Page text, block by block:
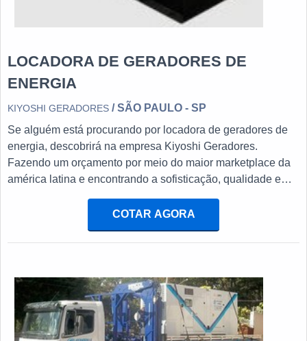
LOCADORA DE GERADORES DE
ENERGIA
KIYOSHI GERADORES / SÃO PAULO - SP
Se alguém está procurando por locadora de geradores de
energia, descobrirá na empresa Kiyoshi Geradores.
Fazendo um orçamento por meio do maior marketplace da
américa latina e encontrando a sofisticação, qualidade e
LOCADORA DE GERADORES DE ENERGIASe alguém
quer achar locadora de geradores de energia altamente
qualificada, descobre o site da Kiyoshi Geradores. A
em grupos geradores de terceiros e ART (Atestado de
Responsabilidade Técnica), visando sempre a qualidade
final para a fidelização do cliente.Ainda com uma visão
analítica sobre locadora de geradores de energia, mais do
COTAR AGORA